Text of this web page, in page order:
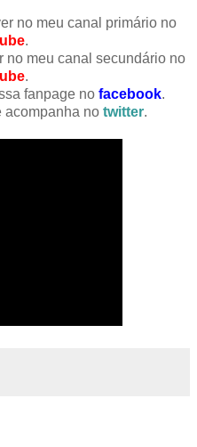
no meu canal primário no
.
no meu canal secundário no
.
fanpage no facebook.
acompanha no twitter.